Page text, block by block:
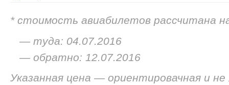
* стоимость авиабилетов рассчитана
— туда: 04.07.2016
— обратно: 12.07.2016
Указанная цена — ориентировачная и